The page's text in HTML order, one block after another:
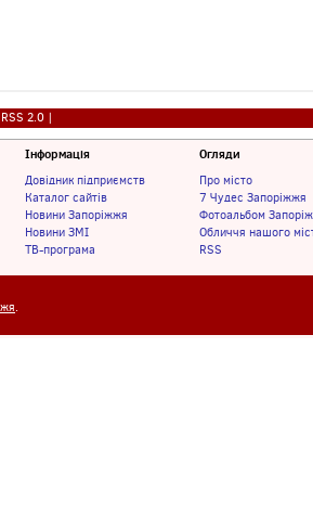
RSS 2.0 |
Інформація
Довідник підприємств
Каталог сайтів
Новини Запоріжжя
Новини ЗМІ
ТВ-програма
Огляди
Про місто
7 Чудес Запоріжжя
Фотоальбом
Обличчя нашого
RSS
.